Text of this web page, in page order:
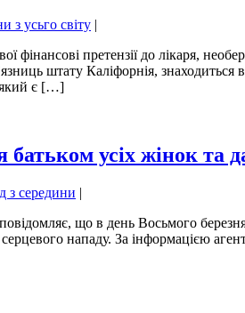
з усьго світу |
фінансові претензії до лікаря,
штату Каліфорнія,
який є […]
усіх жінок та
з середини |
що в день Восьмого
серцевого нападу. За інформацією